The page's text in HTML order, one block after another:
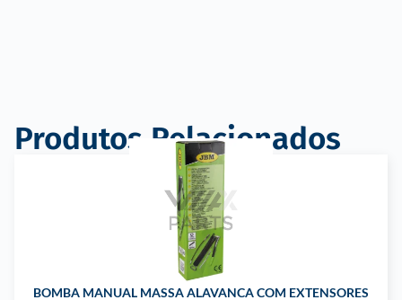
Produtos Relacionados
BOMBA MANUAL MASSA ALAVANCA COM EXTENSORES